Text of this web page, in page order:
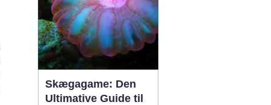
nødvend...
Skægagame: Den
Ultimative Guide til